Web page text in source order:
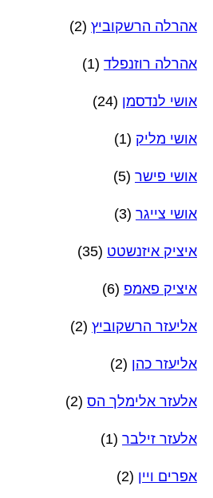
אהרלה הרשקוביץ (2)
אהרלה רוזנפלד (1)
אושי לנדסמן (24)
אושי מליק (1)
אושי פישר (5)
אושי צייגר (3)
איציק איזנשטט (35)
איציק פאמפ (6)
אליעזר הרשקוביץ (2)
אליעזר כהן (2)
אלעזר אלימלך הס (2)
אלעזר זילבר (1)
אפרים ויין (2)